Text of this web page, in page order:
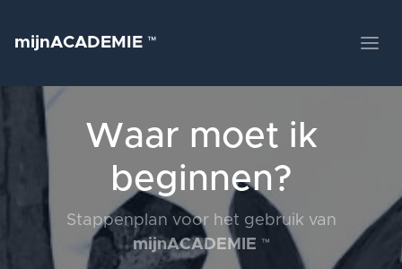
mijnACADEMIE ™
Waar moet ik
beginnen?
Stappenplan voor het gebruik van
mijnACADEMIE ™